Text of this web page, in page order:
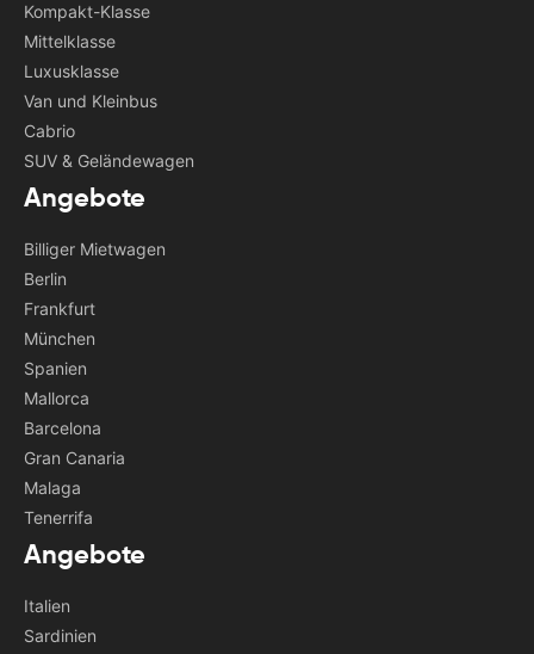
Kompakt-Klasse
Mittelklasse
Luxusklasse
Van und Kleinbus
Cabrio
SUV & Geländewagen
Angebote
Billiger Mietwagen
Berlin
Frankfurt
München
Spanien
Mallorca
Barcelona
Gran Canaria
Malaga
Tenerrifa
Angebote
Italien
Sardinien